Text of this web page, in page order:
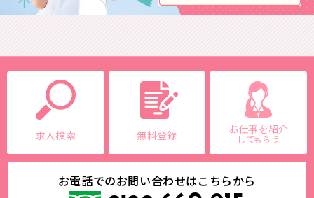
求人検索 無料登録 お仕事を紹介
してもらう
お電話でのお問い合わせはこちらから